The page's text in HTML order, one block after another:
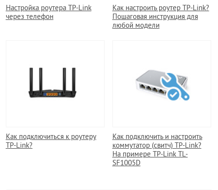
Настройка роутера TP-Link
через телефон
Как настроить роутер TP-Link?
Пошаговая инструкция для
любой модели
Как подключиться к роутеру
TP-Link?
Как подключить и настроить
коммутатор (свитч) TP-Link?
На примере TP-Link TL-
SF1005D